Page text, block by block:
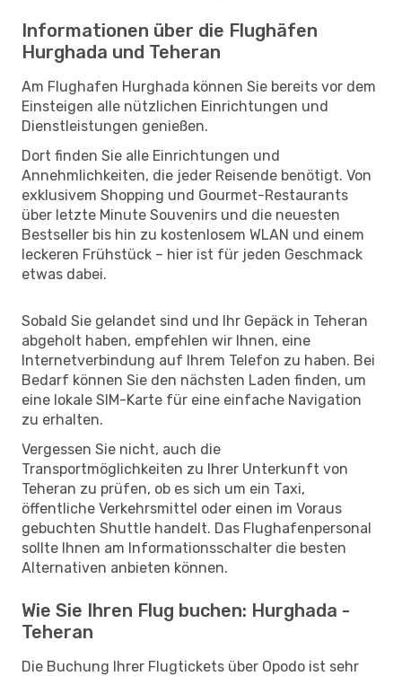
Informationen über die Flughäfen
Hurghada und Teheran
Am Flughafen Hurghada können Sie bereits vor dem
Einsteigen alle nützlichen Einrichtungen und
Dienstleistungen genießen.
Dort finden Sie alle Einrichtungen und
Annehmlichkeiten, die jeder Reisende benötigt. Von
exklusivem Shopping und Gourmet-Restaurants
über letzte Minute Souvenirs und die neuesten
Bestseller bis hin zu kostenlosem WLAN und einem
leckeren Frühstück – hier ist für jeden Geschmack
etwas dabei.
Sobald Sie gelandet sind und Ihr Gepäck in Teheran
abgeholt haben, empfehlen wir Ihnen, eine
Internetverbindung auf Ihrem Telefon zu haben. Bei
Bedarf können Sie den nächsten Laden finden, um
eine lokale SIM-Karte für eine einfache Navigation
zu erhalten.
Vergessen Sie nicht, auch die
Transportmöglichkeiten zu Ihrer Unterkunft von
Teheran zu prüfen, ob es sich um ein Taxi,
öffentliche Verkehrsmittel oder einen im Voraus
gebuchten Shuttle handelt. Das Flughafenpersonal
sollte Ihnen am Informationsschalter die besten
Alternativen anbieten können.
Wie Sie Ihren Flug buchen: Hurghada -
Teheran
Die Buchung Ihrer Flugtickets über Opodo ist sehr